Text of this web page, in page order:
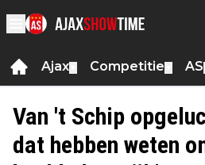
Ajax Competitie AS
Van 't Schip
dat hebben weten